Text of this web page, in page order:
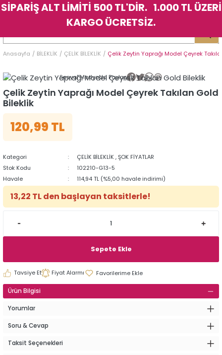
Geri Dön
Geri Dön
Geri Dön
Geri Dön
Geri Dön
Geri Dön
Anasayfa BİLEKLİK ÇELİK BİLEKLİK Çelik Zeytin Yaprağı Model Çeyrek
Sosyal Medyada Paylaş
Çelik Zeytin Yaprağı Model Çeyrek Takılan Gold
Bileklik
120,99 TL
Kategori ÇELİK BİLEKLİK ,ŞOK FİYATLAR
Stok Kodu
102210-G13-5
Havale
114,94 TL (%5,00 havale indirimi)
13,22 TL den başlayan taksitlerle!
Sepete Ekle
Tavsiye Et Fiyat Alarmı
Ürün Bilgisi
Yorumlar
Soru & Cevap
Taksit Seçenekleri
Geri Dön
Geri Dön
Geri Dön
Geri Dön
Geri Dön
Geri Dön
SİPARİŞ ALT LİMİTİ 500 TL'DİR. 1.000 TL ÜZERİ
KARGO ÜCRETSİZ.